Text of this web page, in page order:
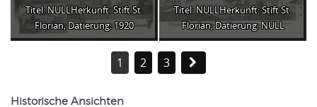
Titel: NULLHerkunft: Stift St.
Florian; Datierung: 1920
Titel: NULLHerkunft: Stift St.
Florian; Datierung: NULL
1 2 3
Historische Ansichten